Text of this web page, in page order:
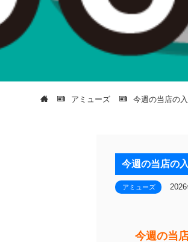
アミューズ 今週の当店の
今週の当店の
アミューズ
今週の当